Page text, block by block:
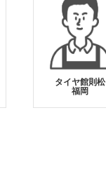
タイヤ館則松
福岡